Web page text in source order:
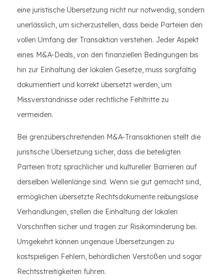
eine juristische Übersetzung nicht nur notwendig, sondern
unerlässlich, um sicherzustellen, dass beide Parteien den
vollen Umfang der Transaktion verstehen. Jeder Aspekt
eines M&A-Deals, von den finanziellen Bedingungen bis
hin zur Einhaltung der lokalen Gesetze, muss sorgfältig
dokumentiert und korrekt übersetzt werden, um
Missverständnisse oder rechtliche Fehltritte zu
vermeiden.
Bei grenzüberschreitenden M&A-Transaktionen stellt die
juristische Übersetzung sicher, dass die beteiligten
Parteien trotz sprachlicher und kultureller Barrieren auf
derselben Wellenlänge sind. Wenn sie gut gemacht sind,
ermöglichen übersetzte Rechtsdokumente reibungslose
Verhandlungen, stellen die Einhaltung der lokalen
Vorschriften sicher und tragen zur Risikominderung bei.
Umgekehrt können ungenaue Übersetzungen zu
kostspieligen Fehlern, behördlichen Verstößen und sogar
Rechtsstreitigkeiten führen.